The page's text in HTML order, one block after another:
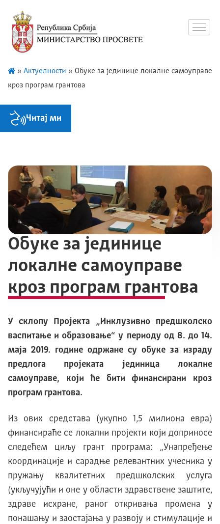
» Актуелности » Обуке за јединице локалне самоуправе
кроз програм грантова
Читај ми
Обуке за јединице
локалне самоуправе
кроз програм грантова
У склопу Пројекта „Инклузивно предшколско
васпитање и образовање“ у периоду од 8. до 14.
маја 2019. године одржане су обуке за израду
предлога пројеката јединица локалне
самоуправе, који ће бити финансирани кроз
програм грантова.
Из ових средстава (укупно 1,5 милиона евра)
финансираће се локални пројекти који доприносе
следећем циљу грант програма: „Унапређење
координације и сарадње релевантних учесника у
пружању квалитетних предшколских услуга
(укључујући и оне у области здравствене заштите,
здраве исхране, раног откривања промена у
понашању и заостајања у развоју и стимулације и